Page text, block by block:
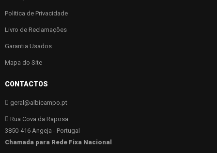
Politica de Privacidade
Livro de Reclamações
Garantia Usados
Mapa do Site
CONTACTOS
geral@albicampo.pt
Rua Cova da Raposa
3850-416 Angeja - Portugal
Chamada para Rede Fixa Nacional